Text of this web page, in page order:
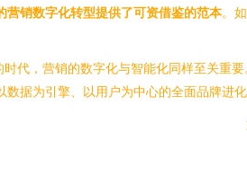
营销数字化转型提供了可资借鉴的范本。
时代，营销的数字化与智能化同样至关重
数据为引擎、以用户为中心的全面品牌进